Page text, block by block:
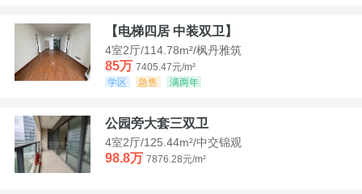
【电梯四居 中装双卫】
4室2厅/114.78m²/枫丹雅筑
85万 7405.47元/m²
学区
急售 满两年
公园旁大套三双卫
4室2厅/125.44m²/中交锦观
98.8万 7876.28元/m²